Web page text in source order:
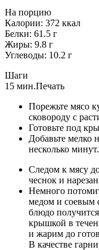
На порцию
Калории: 372 ккал
Белки: 61.5 г
Жиры: 9.8 г
Углеводы: 10.2 г
Шаги
15 мин.Печать
Порежьте мясо
сковороду с
Готовьте под
Добавьте мелко
несколько минут.
Следом к мясу
чеснок и
Немного
медом и соевым
блюдо
крышкой в
и жарим до
В качестве